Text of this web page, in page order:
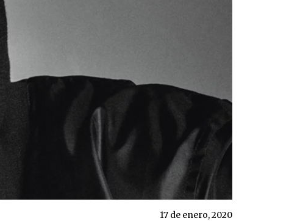
17 de enero, 2020